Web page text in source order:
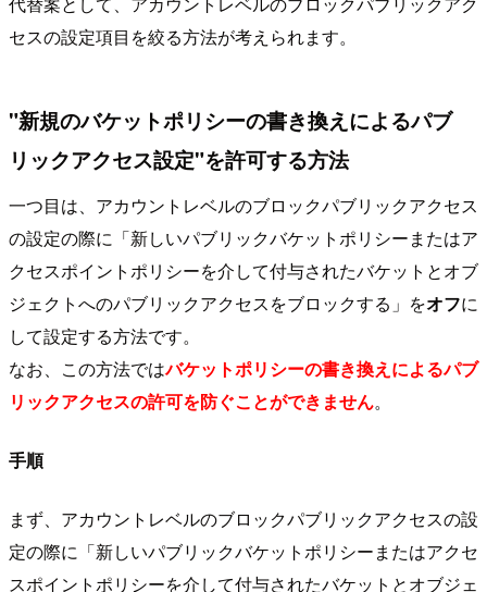
セスの設定項目を絞る方法が考えられます。
"新規のバケットポリシーの書き換えによるパブ
リックアクセス設定"を許可する方法
一つ目は、アカウントレベルのブロックパブリックアクセス
の設定の際に「新しいパブリックバケットポリシーまたはア
クセスポイントポリシーを介して付与されたバケットとオブ
ジェクトへのパブリックアクセスをブロックする」をオフに
して設定する方法です。
なお、この方法ではバケットポリシーの書き換えによるパブ
リックアクセスの許可を防ぐことができません。
手順
まず、アカウントレベルのブロックパブリックアクセスの設
定の際に「新しいパブリックバケットポリシーまたはアクセ
スポイントポリシーを介して付与されたバケットとオブジェ